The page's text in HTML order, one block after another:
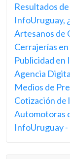
Resultados
InfoUruguay,
Artesanos de
Cerrajerías
Publicidad en
Agencia
Medios de
Cotización de
Automotoras
InfoUruguay -